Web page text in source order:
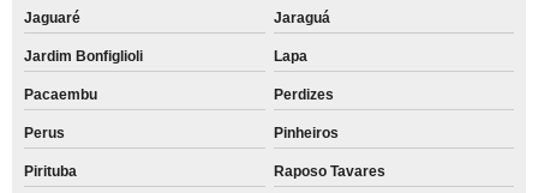
Jaguaré Jaraguá
Jardim Bonfiglioli Lapa
Pacaembu Perdizes
Perus Pinheiros
Pirituba Raposo Tavares